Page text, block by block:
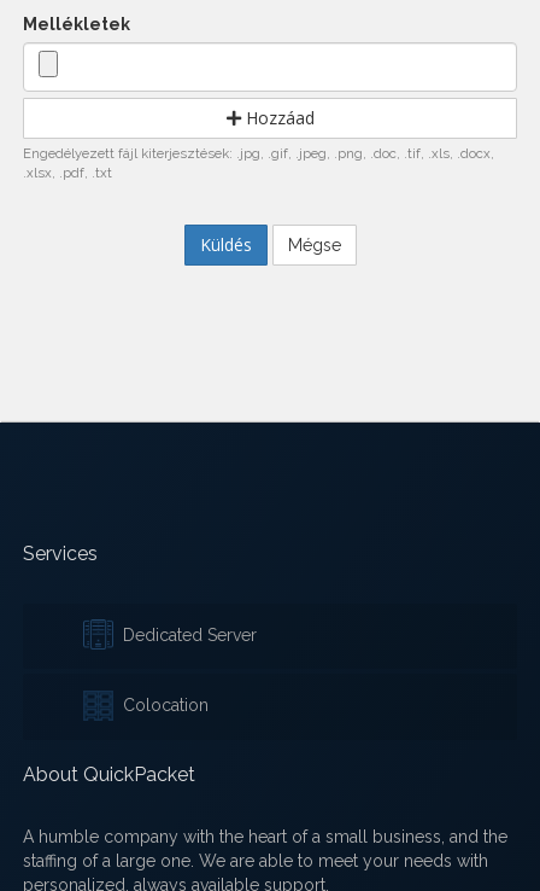
Mellékletek
Hozzáad
Engedélyezett fájl kiterjesztések: .jpg, .gif, .jpeg, .png, .doc, .tif, .xls, .docx,
.xlsx, .pdf, .txt
Mégse
Services
Dedicated Server
Colocation
About QuickPacket
A humble company with the heart of a small business, and the
staffing of a large one. We are able to meet your needs with
personalized, always available support.